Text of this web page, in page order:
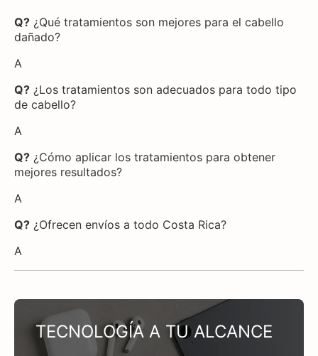
Q? ¿Qué tratamientos son mejores para el cabello
dañado?
A
Q? ¿Los tratamientos son adecuados para todo tipo
de cabello?
A
Q? ¿Cómo aplicar los tratamientos para obtener
mejores resultados?
A
Q? ¿Ofrecen envíos a todo Costa Rica?
A
TECNOLOGÍA A TU ALCANCE